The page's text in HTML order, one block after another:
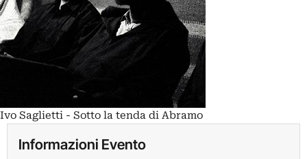
Ivo Saglietti - Sotto la tenda di Abramo
Informazioni Evento